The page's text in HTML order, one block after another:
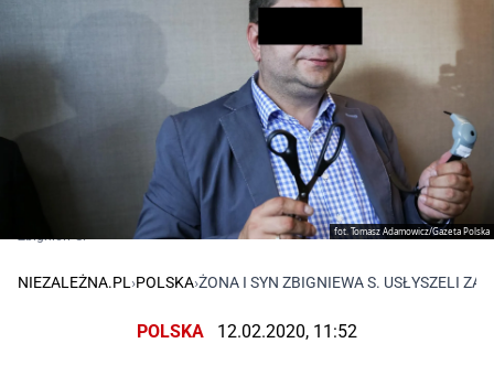
fot. Tomasz Adamowicz/Gazeta Polska
Zbigniew S.
NIEZALEŻNA.PL›POLSKA›ŻONA I SYN ZBIGNIEWA S. USŁYSZELI
POLSKA 12.02.2020, 11:52